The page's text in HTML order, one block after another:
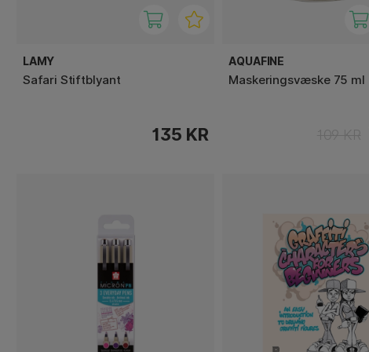
LAMY
Safari Stiftblyant
135 KR
AQUAFINE
Maskeringsvæske 75 ml